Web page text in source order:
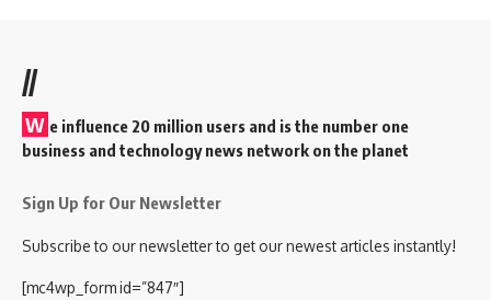
//
W e influence 20 million users and is the number one
business and technology news network on the planet
Sign Up for Our Newsletter
Subscribe to our newsletter to get our newest articles instantly!
[mc4wp_form id=”847″]